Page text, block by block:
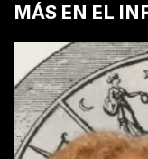
MÁS EN EL